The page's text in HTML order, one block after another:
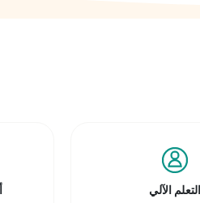
التعلم الآلي